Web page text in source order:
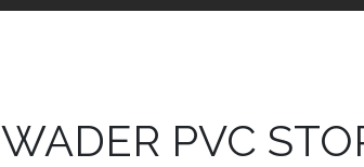
WADER PVC